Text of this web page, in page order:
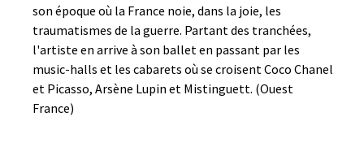
son époque où la France noie, dans la joie, les
traumatismes de la guerre. Partant des tranchées,
l'artiste en arrive à son ballet en passant par les
music-halls et les cabarets où se croisent Coco Chanel
et Picasso, Arsène Lupin et Mistinguett. (Ouest
France)